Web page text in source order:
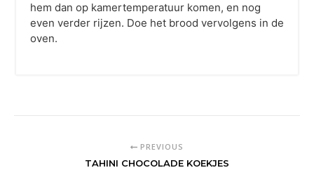
hem dan op kamertemperatuur komen, en nog
even verder rijzen. Doe het brood vervolgens in de
oven.
PREVIOUS
TAHINI CHOCOLADE KOEKJES